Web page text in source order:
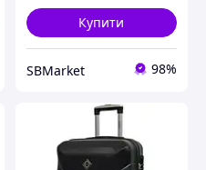
Купити
SBMarket 98%